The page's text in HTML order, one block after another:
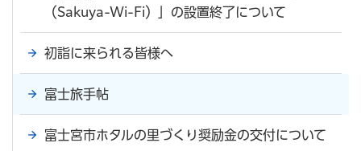
（Sakuya-Wi-Fi）」の設置終了について
初詣に来られる皆様へ
富士旅手帖
富士宮市ホタルの里づくり奨励金の交付について